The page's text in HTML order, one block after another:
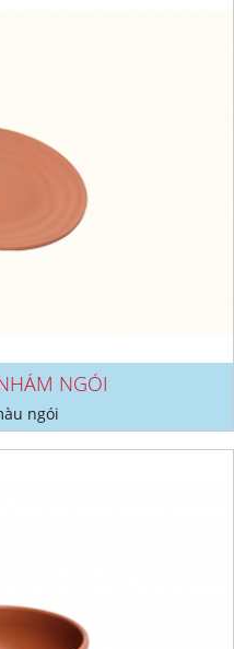
NGÓI
ngói